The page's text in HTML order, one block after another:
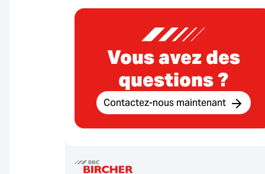
Vous avez des
questions ?
Contactez-nous maintenant